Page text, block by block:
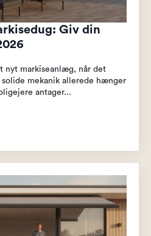
Giv din
nyt markiseanlæg, når det
mekanik allerede hænger
antager...